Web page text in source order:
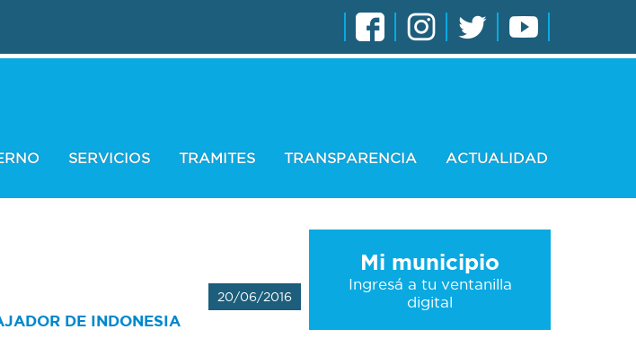
SERVICIOS TRAMITES TRANSPARENCIA ACTUALIDAD
20/06/2016
DE INDONESIA
Mi municipio
Ingresá a tu ventanilla
digital